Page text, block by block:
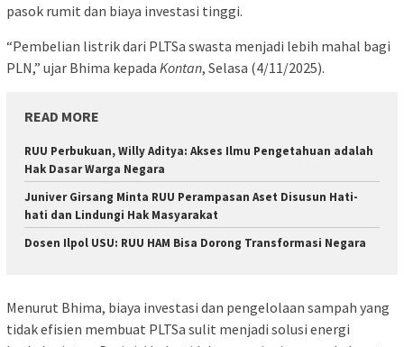
pasok rumit dan biaya investasi tinggi.
“Pembelian listrik dari PLTSa swasta menjadi lebih mahal bagi
PLN,” ujar Bhima kepada Kontan, Selasa (4/11/2025).
READ MORE
RUU Perbukuan, Willy Aditya: Akses Ilmu Pengetahuan adalah
Hak Dasar Warga Negara
Juniver Girsang Minta RUU Perampasan Aset Disusun Hati-
hati dan Lindungi Hak Masyarakat
Dosen Ilpol USU: RUU HAM Bisa Dorong Transformasi Negara
Menurut Bhima, biaya investasi dan pengelolaan sampah yang
tidak efisien membuat PLTSa sulit menjadi solusi energi